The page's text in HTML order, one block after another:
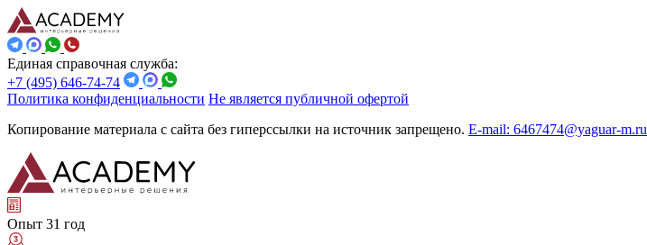
Единая справочная служба:
+7 (495) 646-74-74
Политика конфиденциальности Не является публичной офертой
Копирование материала с сайта без гиперссылки на источник запрещено. E-mail: 6467474@yaguar-m.ru
Опыт 31 год